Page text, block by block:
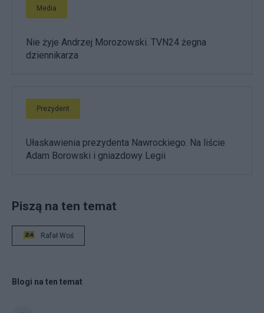
Media
Nie żyje Andrzej Morozowski. TVN24 żegna
dziennikarza
Prezydent
Ułaskawienia prezydenta Nawrockiego. Na liście
Adam Borowski i gniazdowy Legii
Piszą na ten temat
Rafał Woś
Blogi na ten temat